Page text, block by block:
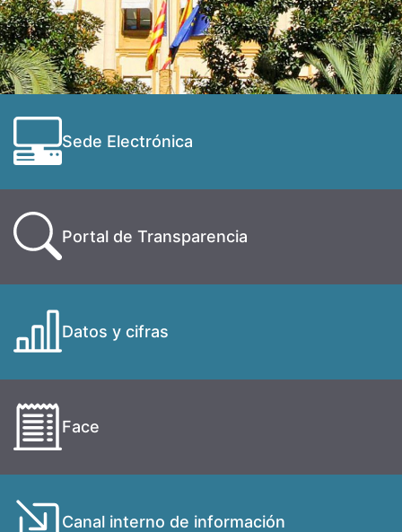
Sede Electrónica
Portal de Transparencia
Datos y cifras
Face
Canal interno de información